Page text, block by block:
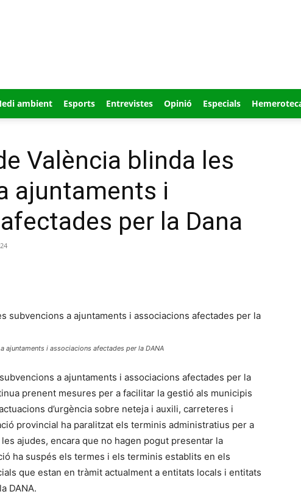
ambient Esports Entrevistes Opinió Especials
València blinda les
ajuntaments i
per la Dana
ajuntaments i associacions afectades per la DANA
a ajuntaments i associacions afectades per la
prenent mesures per a facilitar la gestió als municipis
d’urgència sobre neteja i auxili, carreteres i
provincial ha paralitzat els terminis administratius per a
ajudes, encara que no hagen pogut presentar la
ha suspés els termes i els terminis establits en els
que estan en tràmit actualment a entitats locals i entitats
DANA.